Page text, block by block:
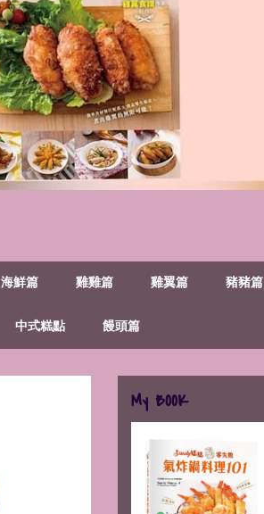
海鮮篇 雞雞篇 雞翼篇 豬豬篇
中式糕點 饅頭篇
My BOOK